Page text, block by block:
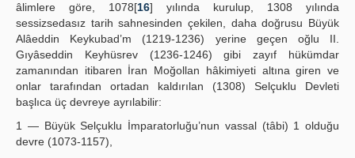
âlimlere göre, 1078[16] yılında kurulup, 1308 yılında
sessizsedasız tarih sahnesinden çekilen, daha doğrusu Büyük
Alâeddin Keykubad’m (1219-1236) yerine geçen oğlu II.
Gıyâseddin Keyhüsrev (1236-1246) gibi zayıf hükümdar
zamanından itibaren İran Moğollan hâkimiyeti altına giren ve
onlar tarafından ortadan kaldırılan (1308) Selçuklu Devleti
başlıca üç devreye ayrılabilir:
1 — Büyük Selçuklu İmparatorluğu’nun vassal (tâbi) 1 olduğu
devre (1073-1157),